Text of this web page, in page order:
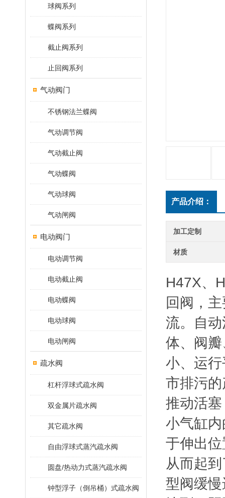
球阀系列
蝶阀系列
截止阀系列
止回阀系列
气动阀门
不锈钢法兰蝶阀
气动调节阀
气动截止阀
气动蝶阀
气动球阀
气动闸阀
电动阀门
电动调节阀
电动截止阀
电动蝶阀
电动球阀
电动闸阀
疏水阀
杠杆浮球式疏水阀
双金属片疏水阀
其它疏水阀
自由浮球式蒸汽疏水阀
圆盘/热动力式蒸汽疏水阀
钟型浮子（倒吊桶）式疏水阀
产品介绍：
加工定制
材质
H47X、
回阀，
流。自
体、阀
小、运
市排污
推动活
小气缸
于伸出
从而起
型阀缓